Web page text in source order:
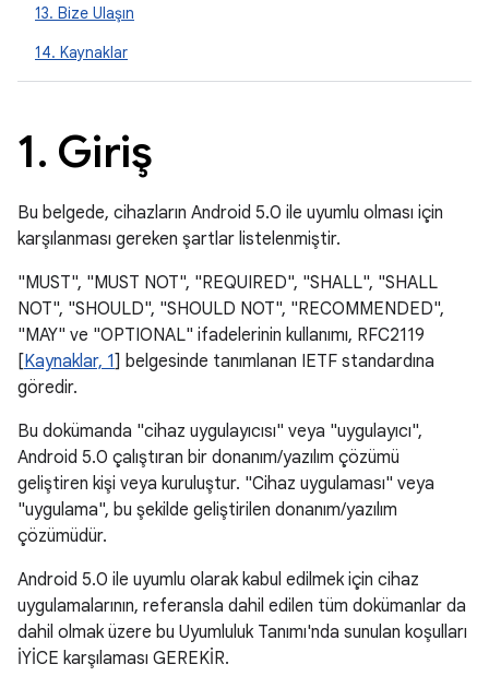
13. Bize Ulaşın
14. Kaynaklar
1. Giriş
Bu belgede, cihazların Android 5.0 ile uyumlu olması için
karşılanması gereken şartlar listelenmiştir.
"MUST", "MUST NOT", "REQUIRED", "SHALL", "SHALL
NOT", "SHOULD", "SHOULD NOT", "RECOMMENDED",
"MAY" ve "OPTIONAL" ifadelerinin kullanımı, RFC2119
[Kaynaklar, 1] belgesinde tanımlanan IETF standardına
göredir.
Bu dokümanda "cihaz uygulayıcısı" veya "uygulayıcı",
Android 5.0 çalıştıran bir donanım/yazılım çözümü
geliştiren kişi veya kuruluştur. "Cihaz uygulaması" veya
"uygulama", bu şekilde geliştirilen donanım/yazılım
çözümüdür.
Android 5.0 ile uyumlu olarak kabul edilmek için cihaz
uygulamalarının, referansla dahil edilen tüm dokümanlar da
dahil olmak üzere bu Uyumluluk Tanımı'nda sunulan koşulları
İYİCE karşılaması GEREKİR.